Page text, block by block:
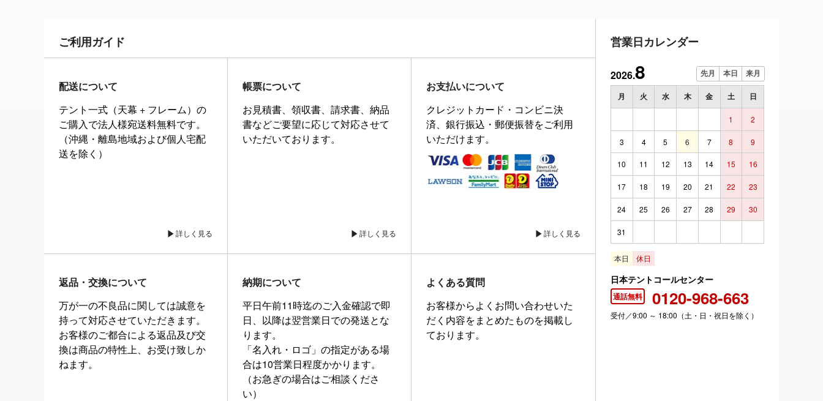
ご利用ガイド 営業日カレンダー
2026.8 先月 本日 来月
月 火 水 木 金 土 日
1 2
3 4 5 6 7 8 9
10 11 12 13 14 15 16
17 18 19 20 21 22 23
24 25 26 27 28 29 30
31
本日 休日
日本テントコールセンター
通話無料 0120-968-663
受付／9:00 ～ 18:00（土・日・祝日を除く）
配送について
テント一式（天幕 + フレーム）の
ご購入で法人様宛送料無料です。
（沖縄・離島地域および個人宅配
送を除く）
詳しく見る
帳票について
お見積書、領収書、請求書、納品
書などご要望に応じて対応させて
いただいております。
詳しく見る
お支払いについて
クレジットカード・コンビニ決
済、銀行振込・郵便振替をご利用
いただけます。
詳しく見る
返品・交換について
万が一の不良品に関しては誠意を
持って対応させていただきます。
お客様のご都合による返品及び交
換は商品の特性上、お受け致しか
ねます。
納期について
平日午前11時迄のご入金確認で即
日、以降は翌営業日での発送とな
ります。
「名入れ・ロゴ」の指定がある場
合は10営業日程度かかります。
（お急ぎの場合はご相談くださ
い）
よくある質問
お客様からよくお問い合わせいた
だく内容をまとめたものを掲載し
ております。